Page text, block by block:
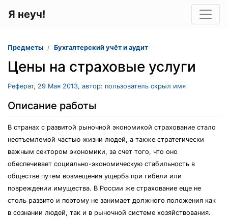
Я неуч!
Предметы Бухгалтерский учёт и аудит
Цены на страховые услуги
Реферат, 29 Мая 2013, автор: пользователь скрыл имя
Описание работы
В странах с развитой рыночной экономикой страхование стало
неотъемлемой частью жизни людей, а также стратегически
важным сектором экономики, за счет того, что оно
обеспечивает социально-экономическую стабильность в
обществе путем возмещения ущерба при гибели или
повреждении имущества. В России же страхование еще не
столь развито и поэтому не занимает должного положения как
в сознании людей, так и в рыночной системе хозяйствования.